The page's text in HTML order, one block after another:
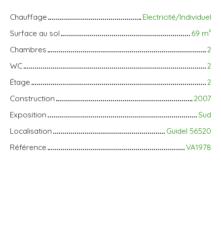
Chauffage
Electricité/Individuel
Surface au sol
69 m²
Chambres
2
WC
2
Étage
2
Construction
2007
Exposition
Sud
Localisation
Guidel 56520
Référence
VA1978